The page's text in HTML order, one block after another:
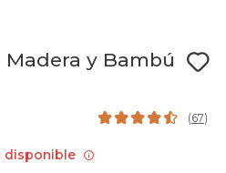
y Bambú
(67)